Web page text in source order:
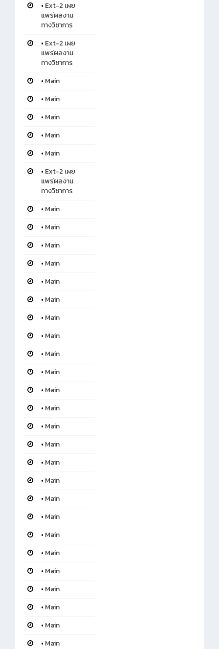
• Ext-2 เผย
แพร่ผลงาน
ทางวิชาการ
• Ext-2 เผย
แพร่ผลงาน
ทางวิชาการ
• Main
• Main
• Main
• Main
• Main
• Ext-2 เผย
แพร่ผลงาน
ทางวิชาการ
• Main
• Main
• Main
• Main
• Main
• Main
• Main
• Main
• Main
• Main
• Main
• Main
• Main
• Main
• Main
• Main
• Main
• Main
• Main
• Main
• Main
• Main
• Main
• Main
• Main